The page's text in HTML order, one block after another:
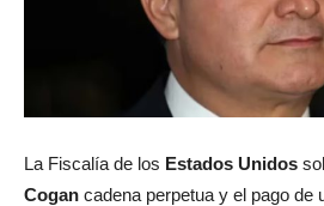
La Fiscalía de los Estados Unidos
Cogan cadena perpetua y el pago de